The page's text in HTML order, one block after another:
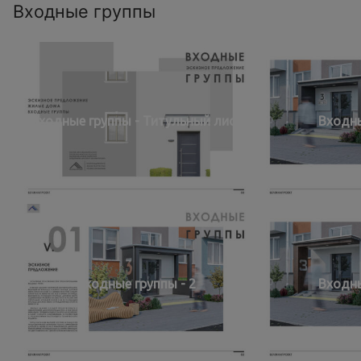
Входные группы
Входные группы - Титульный лист
Входные группы - 2